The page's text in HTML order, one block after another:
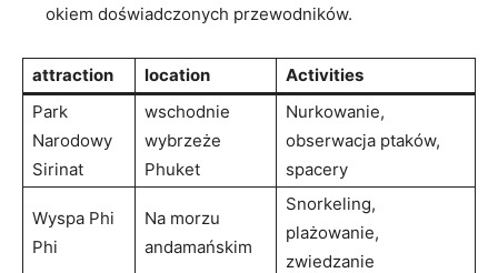
okiem doświadczonych przewodników.
attraction location
Activities
Park‍
Narodowy​
Sirinat
wschodnie
wybrzeże
Phuket
Nurkowanie,
‍obserwacja⁣ ptaków,
spacery
Wyspa Phi
⁣Phi
Na morzu
andamańskim
Snorkeling,‌
plażowanie,‍
zwiedzanie